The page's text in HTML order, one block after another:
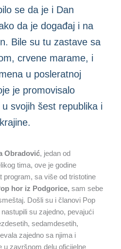
se da je i Dan
da je događaj i na
Bile su tu zastave sa
crvene marame, i
u posleratnoj
je promovisalo
svojih šest republika i
Obradović, jedan od
tima, ove je godine
program, sa više od tristotine
hor iz Podgorice, sam sebe
Došli su i članovi Pop
su zajedno, pevajući
sedamdesetih,
zajedno sa njima i
u završnom delu oficijelne